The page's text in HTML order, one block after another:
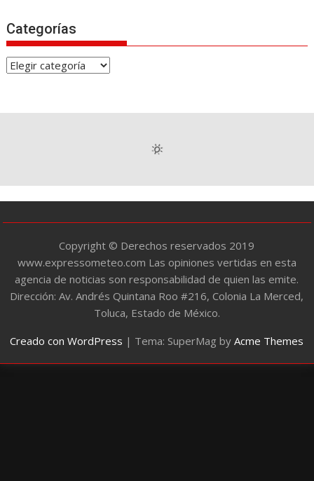
Categorías
C
e
í
a
Copyright © Derechos reservados 2019
www.expressometeo.com Las opiniones vertidas en esta
agencia de noticias son responsabilidad de quien las emite.
Dirección: Av. Andrés Quintana Roo #216, Colonia La Merced,
Toluca, Estado de México.
Creado con WordPress | Tema: SuperMag byAcme Themes